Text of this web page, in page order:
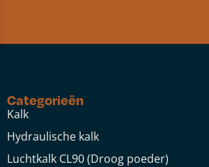
Categorieën
Kalk
Hydraulische kalk
Luchtkalk CL90 (Droog poeder)